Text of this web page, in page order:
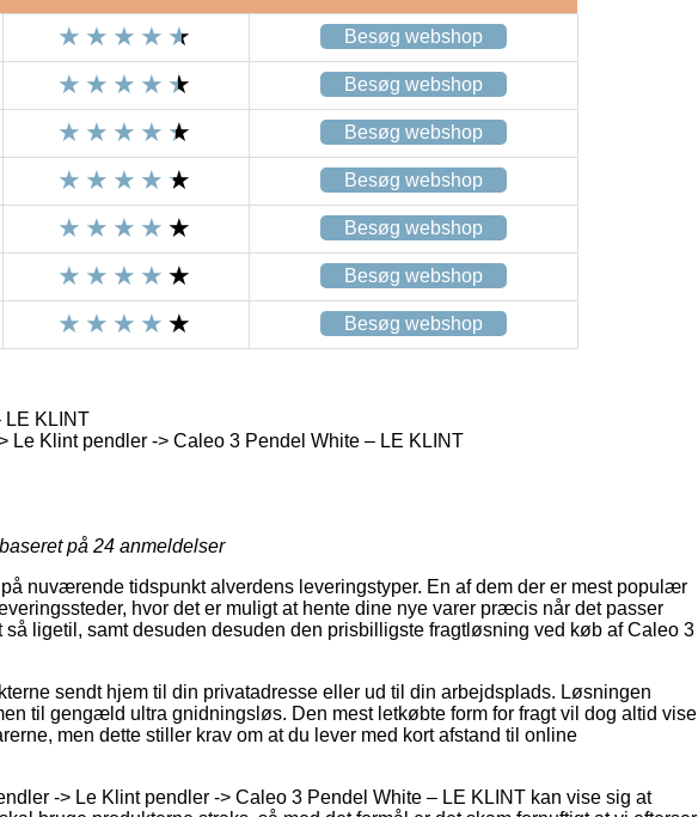
Besøg webshop
Besøg webshop
Besøg webshop
Besøg webshop
Besøg webshop
Besøg webshop
Besøg webshop
LE KLINT
Le Klint pendler -> Caleo 3 Pendel White – LE KLINT
på 24 anmeldelser
nuværende tidspunkt alverdens leveringstyper. En af dem der er mest populær
hvor det er muligt at hente dine nye varer præcis når det passer
så ligetil, samt desuden desuden den prisbilligste fragtløsning ved køb af Caleo 3
sendt hjem til din privatadresse eller ud til din arbejdsplads. Løsningen
til gengæld ultra gnidningsløs. Den mest letkøbte form for fragt vil dog altid vise
men dette stiller krav om at du lever med kort afstand til online
-> Le Klint pendler -> Caleo 3 Pendel White – LE KLINT kan vise sig at